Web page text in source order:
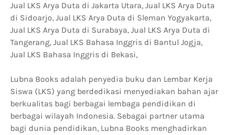
Jual LKS Arya Duta di Jakarta Utara, Jual LKS Arya Duta
di Sidoarjo, Jual LKS Arya Duta di Sleman Yogyakarta,
Jual LKS Arya Duta di Surabaya, Jual LKS Arya Duta di
Tangerang, Jual LKS Bahasa Inggris di Bantul Jogja,
Jual LKS Bahasa Inggris di Bekasi,
Lubna Books adalah penyedia buku dan Lembar Kerja
Siswa (LKS) yang berdedikasi menyediakan bahan ajar
berkualitas bagi berbagai lembaga pendidikan di
berbagai wilayah Indonesia. Sebagai partner utama
bagi dunia pendidikan, Lubna Books menghadirkan